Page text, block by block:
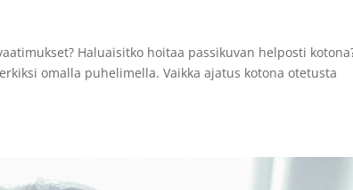
Haluaisitko hoitaa passikuvan helposti
omalla puhelimella. Vaikka ajatus kotona otetusta